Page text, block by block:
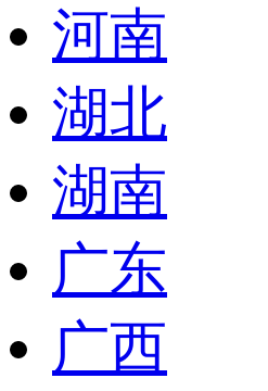
河南
湖北
湖南
广东
广西